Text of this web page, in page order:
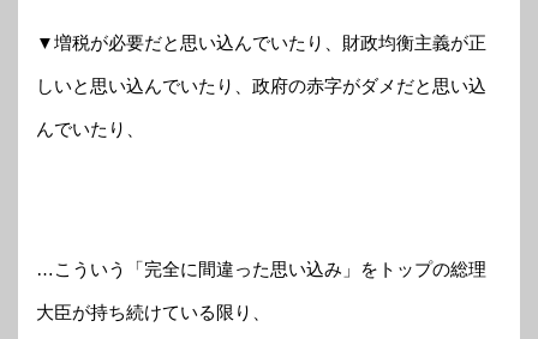
▼増税が必要だと思い込んでいたり、財政均衡主義が正
しいと思い込んでいたり、政府の赤字がダメだと思い込
んでいたり、
…こういう「完全に間違った思い込み」をトップの総理
大臣が持ち続けている限り、